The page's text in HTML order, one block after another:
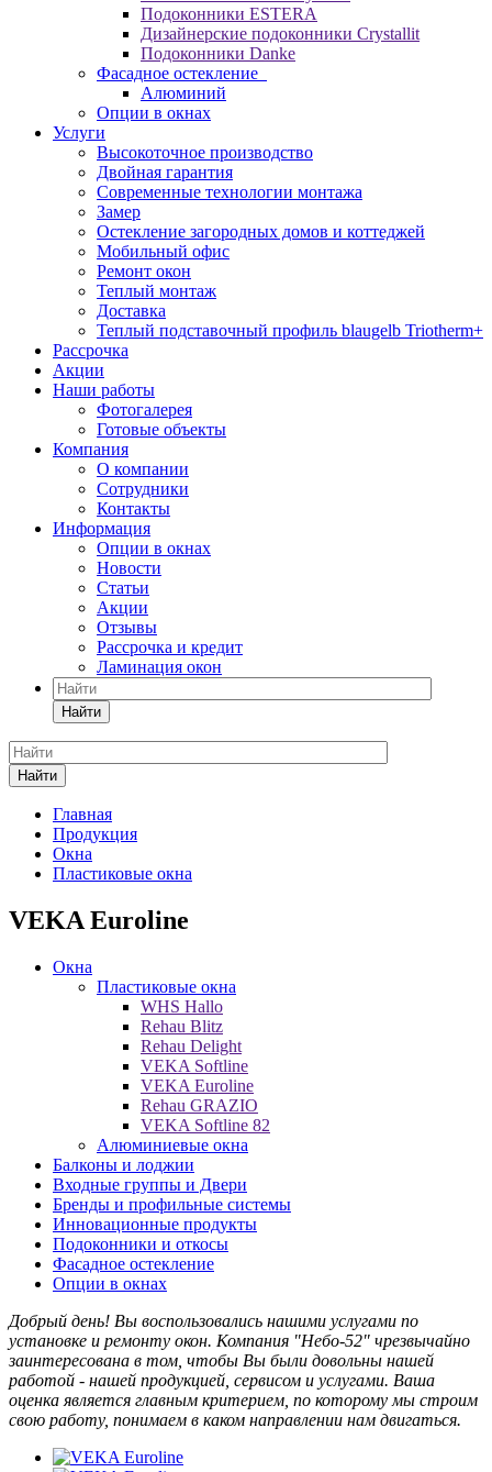
Подоконники ESTERA
Дизайнерские подоконники Crystallit
Подоконники Danke
Фасадное остекление
Алюминий
Опции в окнах
Услуги
Высокоточное производство
Двойная гарантия
Современные технологии монтажа
Замер
Остекление загородных домов и коттеджей
Мобильный офис
Ремонт окон
Теплый монтаж
Доставка
Теплый подставочный профиль blaugelb Triotherm+
Рассрочка
Акции
Наши работы
Фотогалерея
Готовые объекты
Компания
О компании
Сотрудники
Контакты
Информация
Опции в окнах
Новости
Статьи
Акции
Отзывы
Рассрочка и кредит
Ламинация окон
Найти
Найти
Главная
Продукция
Окна
Пластиковые окна
VEKA Euroline
Окна
Пластиковые окна
WHS Нallo
Rehau Blitz
Rehau Delight
VEKA Softline
VEKA Euroline
Rehau GRAZIO
VEKA Softline 82
Алюминиевые окна
Балконы и лоджии
Входные группы и Двери
Бренды и профильные системы
Инновационные продукты
Подоконники и откосы
Фасадное остекление
Опции в окнах
Добрый день! Вы воспользовались нашими услугами по
установке и ремонту окон. Компания "Небо-52" чрезвычайно
заинтересована в том, чтобы Вы были довольны нашей
работой - нашей продукцией, сервисом и услугами. Ваша
оценка является главным критерием, по которому мы строим
свою работу, понимаем в каком направлении нам двигаться.